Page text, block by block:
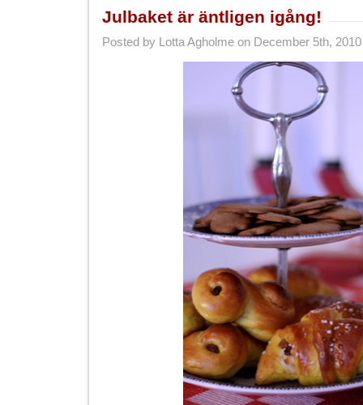
Julbaket är äntligen igång!
Posted by Lotta Agholme on December 5th, 2010